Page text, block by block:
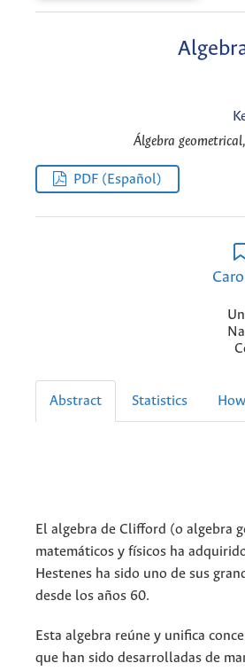
Álgebra
PDF (Español)
Abstract Statistics
El algebra de Clifford (o algebra
matemáticos y físicos ha
Hestenes ha sido uno de sus
desde los años 60.
Esta algebra reúne y unifica
que han sido desarrolladas de